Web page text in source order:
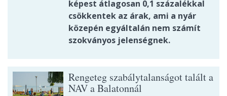
képest átlagosan 0,1 százalékkal
csökkentek az árak, ami a nyár
közepén egyáltalán nem számít
szokványos jelenségnek.
Rengeteg szabálytalanságot talált a
NAV a Balatonnál